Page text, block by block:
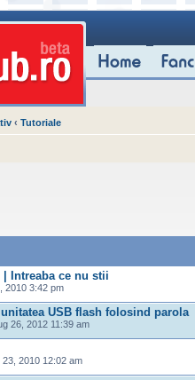
‹ Tutoriale
Intreaba ce nu stii
2010 3:42 pm
USB flash folosind parola
26, 2012 11:39 am
2010 12:02 am